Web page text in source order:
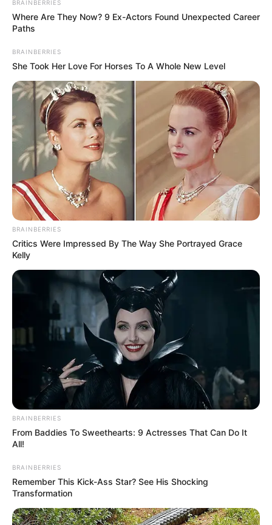
Diese Seite ist eine Unterrubrik zum Thema
Kinderausflugsziele in Deutschland
Merzig.
Weitere Rubriken sind dieAdresssuche in Merzig,
kostenloshiereingetragene
Veranstaltungen in Merzig
Hotelangebote in Merzig
Deutschlandweit Veranstaltung kostenlos
eintragen:
Wäre es nicht besser, wenn sich die Präsidenten und
Generäle mit Knüppeln gegenseitig erschlagen würden,
statt mit ihren Herdenarmeen so viele andere Menschen
zu ermorden?
Quermania folgen: Impressum & Kontakt
Suchen:
BRAINBERRIES
Where Are They Now? 9 Ex-Actors Found Unexpected Career
Paths
BRAINBERRIES
She Took Her Love For Horses To A Whole New Level
BRAINBERRIES
Critics Were Impressed By The Way She Portrayed Grace
Kelly
BRAINBERRIES
From Baddies To Sweethearts: 9 Actresses That Can Do It
All!
BRAINBERRIES
Remember This Kick-Ass Star? See His Shocking
Transformation